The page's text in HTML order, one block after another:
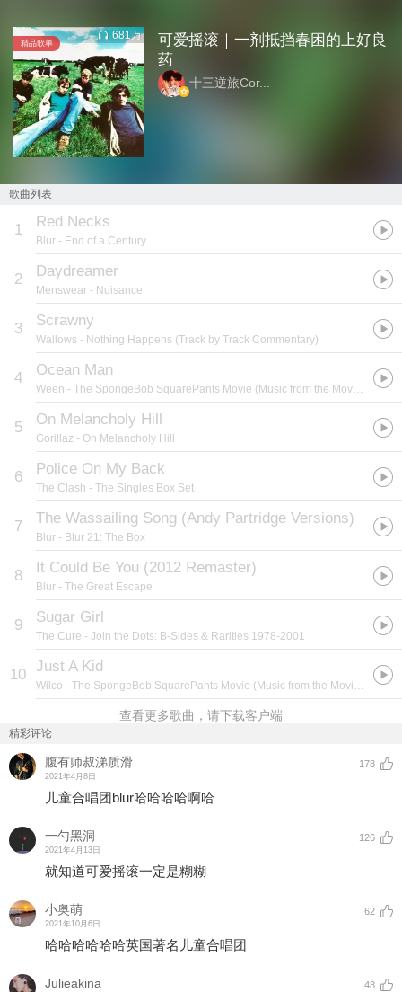
精品歌单
681万
可爱摇滚｜一剂抵挡春困的上好良
药
十三逆旅Cor...
歌曲列表
1 Red Necks
Blur - End of a Century
2 Daydreamer
Menswear - Nuisance
3 Scrawny
Wallows - Nothing Happens (Track by Track Commentary)
4 Ocean Man
Ween - The SpongeBob SquarePants Movie (Music from the Movie and More...)
5 On Melancholy Hill
Gorillaz - On Melancholy Hill
6 Police On My Back
The Clash - The Singles Box Set
7 The Wassailing Song (Andy Partridge Versions)
Blur - Blur 21: The Box
8 It Could Be You (2012 Remaster)
Blur - The Great Escape
9 Sugar Girl
The Cure - Join the Dots: B-Sides & Rarities 1978-2001
10 Just A Kid
Wilco - The SpongeBob SquarePants Movie (Music from the Movie and More...)
查看更多歌曲，请下载客户端
精彩评论
腹有师叔涕质滑
2021年4月8日
178
儿童合唱团blur哈哈哈哈啊哈
一勺黑洞
2021年4月13日
126
就知道可爱摇滚一定是糊糊
小奥萌
2021年10月6日
62
哈哈哈哈哈哈英国著名儿童合唱团
Julieakina 48